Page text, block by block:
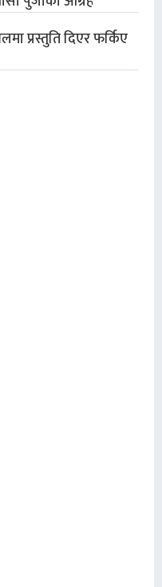
प्रस्तुति दिएर फर्किए